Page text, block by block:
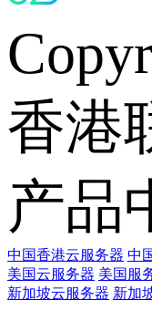
香港
产品
中国香港云服务器 中
美国云服务器 美国服
新加坡云服务器 新加